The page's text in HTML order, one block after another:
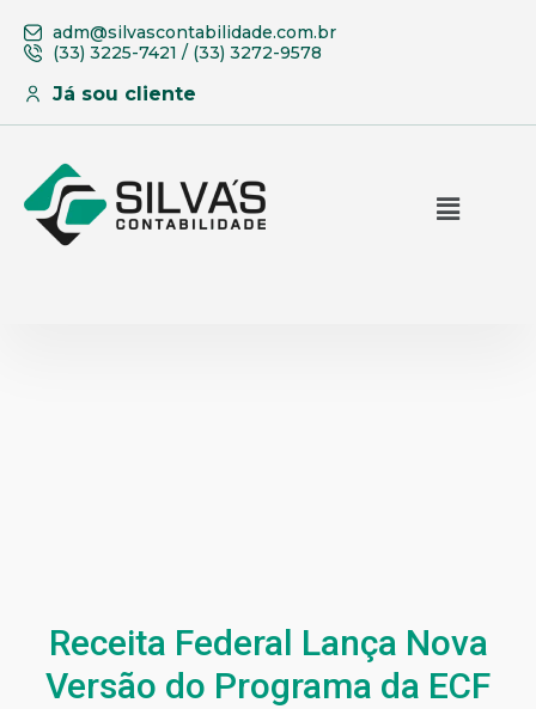
adm@silvascontabilidade.com.br
(33) 3225-7421 / (33) 3272-9578
Já sou cliente
Receita Federal Lança Nova
Versão do Programa da ECF